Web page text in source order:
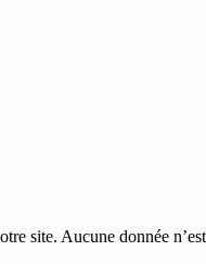
site. Aucune donnée